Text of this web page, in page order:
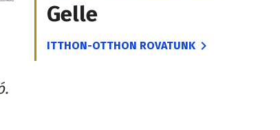
Gelle
ITTHON-OTTHON ROVATUNK